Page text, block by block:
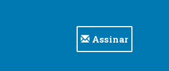
Assinar